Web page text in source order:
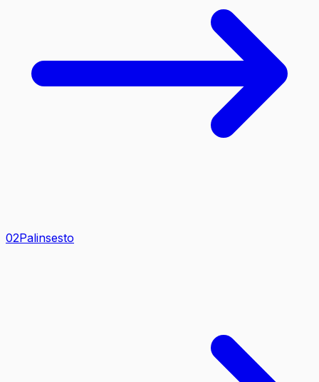
02Palinsesto